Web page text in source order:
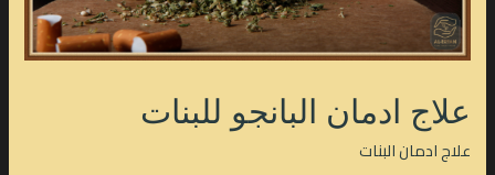
علاج ادمان البانجو للبنات
علاج ادمان البنات